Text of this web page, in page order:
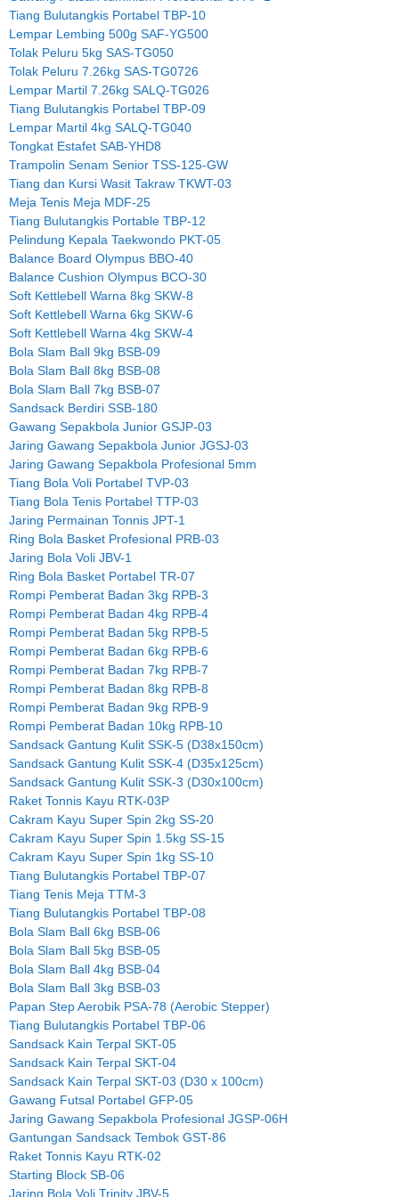
Tiang Bulutangkis Portabel TBP-10
Lempar Lembing 500g SAF-YG500
Tolak Peluru 5kg SAS-TG050
Tolak Peluru 7.26kg SAS-TG0726
Lempar Martil 7.26kg SALQ-TG026
Tiang Bulutangkis Portabel TBP-09
Lempar Martil 4kg SALQ-TG040
Tongkat Estafet SAB-YHD8
Trampolin Senam Senior TSS-125-GW
Tiang dan Kursi Wasit Takraw TKWT-03
Meja Tenis Meja MDF-25
Tiang Bulutangkis Portable TBP-12
Pelindung Kepala Taekwondo PKT-05
Balance Board Olympus BBO-40
Balance Cushion Olympus BCO-30
Soft Kettlebell Warna 8kg SKW-8
Soft Kettlebell Warna 6kg SKW-6
Soft Kettlebell Warna 4kg SKW-4
Bola Slam Ball 9kg BSB-09
Bola Slam Ball 8kg BSB-08
Bola Slam Ball 7kg BSB-07
Sandsack Berdiri SSB-180
Gawang Sepakbola Junior GSJP-03
Jaring Gawang Sepakbola Junior JGSJ-03
Jaring Gawang Sepakbola Profesional 5mm
Tiang Bola Voli Portabel TVP-03
Tiang Bola Tenis Portabel TTP-03
Jaring Permainan Tonnis JPT-1
Ring Bola Basket Profesional PRB-03
Jaring Bola Voli JBV-1
Ring Bola Basket Portabel TR-07
Rompi Pemberat Badan 3kg RPB-3
Rompi Pemberat Badan 4kg RPB-4
Rompi Pemberat Badan 5kg RPB-5
Rompi Pemberat Badan 6kg RPB-6
Rompi Pemberat Badan 7kg RPB-7
Rompi Pemberat Badan 8kg RPB-8
Rompi Pemberat Badan 9kg RPB-9
Rompi Pemberat Badan 10kg RPB-10
Sandsack Gantung Kulit SSK-5 (D38x150cm)
Sandsack Gantung Kulit SSK-4 (D35x125cm)
Sandsack Gantung Kulit SSK-3 (D30x100cm)
Raket Tonnis Kayu RTK-03P
Cakram Kayu Super Spin 2kg SS-20
Cakram Kayu Super Spin 1.5kg SS-15
Cakram Kayu Super Spin 1kg SS-10
Tiang Bulutangkis Portabel TBP-07
Tiang Tenis Meja TTM-3
Tiang Bulutangkis Portabel TBP-08
Bola Slam Ball 6kg BSB-06
Bola Slam Ball 5kg BSB-05
Bola Slam Ball 4kg BSB-04
Bola Slam Ball 3kg BSB-03
Papan Step Aerobik PSA-78 (Aerobic Stepper)
Tiang Bulutangkis Portabel TBP-06
Sandsack Kain Terpal SKT-05
Sandsack Kain Terpal SKT-04
Sandsack Kain Terpal SKT-03 (D30 x 100cm)
Gawang Futsal Portabel GFP-05
Jaring Gawang Sepakbola Profesional JGSP-06H
Gantungan Sandsack Tembok GST-86
Raket Tonnis Kayu RTK-02
Starting Block SB-06
Jaring Bola Voli Trinity JBV-5